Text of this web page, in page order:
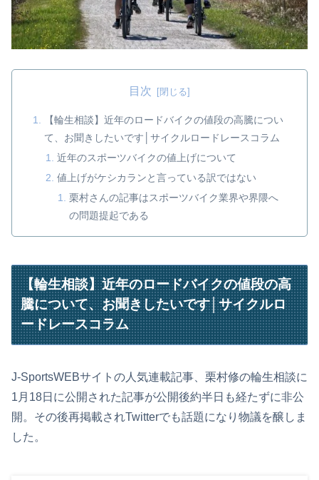
目次
【輪生相談】近年のロードバイクの値段の高騰につい
て、お聞きしたいです│サイクルロードレースコラム
近年のスポーツバイクの値上げについて
値上げがケシカランと言っている訳ではない
栗村さんの記事はスポーツバイク業界や界隈へ
の問題提起である
【輪生相談】近年のロードバイクの値段の高
騰について、お聞きしたいです│サイクルロ
ードレースコラム
J-SportsWEBサイトの人気連載記事、栗村修の輪生相談に
1月18日に公開された記事が公開後約半日も経たずに非公
開。その後再掲載されTwitterでも話題になり物議を醸しま
した。